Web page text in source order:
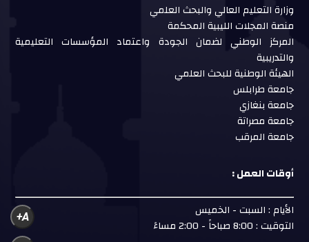
وزارة التعليم العالي والبحث العلمي
منصة المجلات الليبية المحكمة
المركز الوطني لضمان الجودة واعتماد المؤسسات التعليمية
والتدريبية
الهيئة الوطنية للبحث العلمي
جامعة طرابلس
جامعة بنغازي
جامعة مصراتة
جامعة المرقب
أوقات العمل :
الأيام : السبت - الخميس
التوقيت : 8:00 صباحاً - 2:00 مساءً
A+